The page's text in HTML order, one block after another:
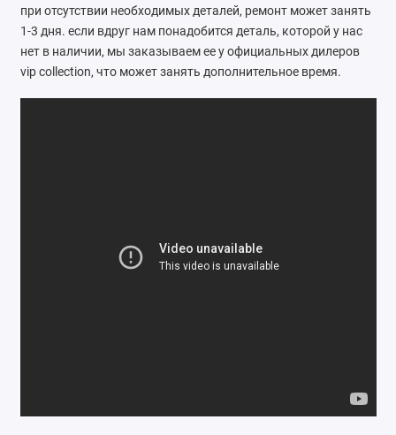
Заточка инструментов
Ремонт сумок
Ремонт брелков автосигнализации
при отсутствии необходимых деталей, ремонт может занять
1-3 дня. если вдруг нам понадобится деталь, которой у нас
нет в наличии, мы заказываем ее у официальных дилеров
vip collection, что может занять дополнительное время.